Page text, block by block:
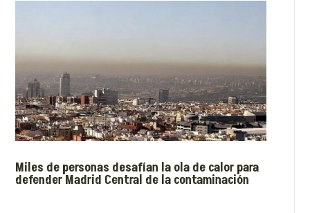
Miles de personas desafían la ola de calor para
defender Madrid Central de la contaminación